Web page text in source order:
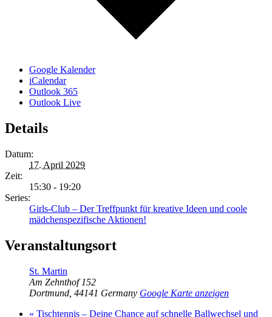
Google Kalender
iCalendar
Outlook 365
Outlook Live
Details
Datum:
17. April 2029
Zeit:
15:30 - 19:20
Series:
Girls-Club – Der Treffpunkt für kreative Ideen und coole
mädchenspezifische Aktionen!
Veranstaltungsort
St. Martin
Am Zehnthof 152
Dortmund 44141 Germany Google Karte anzeigen
« Tischtennis – Deine Chance auf schnelle Ballwechsel und